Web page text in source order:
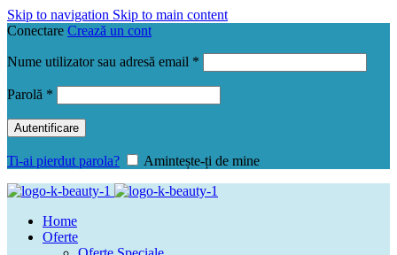
Skip to navigation Skip to main content
Conectare Crează un cont
Nume utilizator sau adresă email *
Parolă *
Autentificare
Ti-ai pierdut parola? Amintește-ți de mine
Home
Oferte